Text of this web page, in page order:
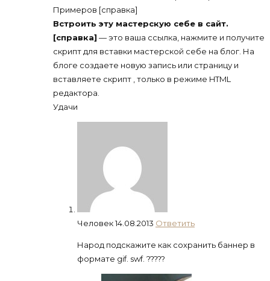
Примеров [справка]
Встроить эту мастерскую себе в сайт.
[справка] — это ваша ссылка, нажмите и получите
скрипт для вставки мастерской себе на блог. На
блоге создаете новую запись или страницу и
вставляете скрипт , только в режиме HTML
редактора.
Удачи
Человек14.08.2013 Ответить
Народ подскажите как сохранить баннер в
формате gif. swf. ?????